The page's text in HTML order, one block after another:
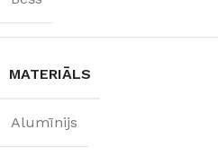
MATERIĀLS
Alumīnijs